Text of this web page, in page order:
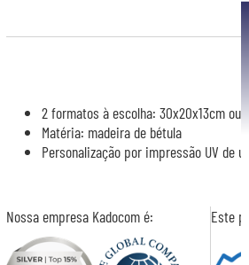
2 formatos à escolha: 30x20x13cm ou
Matéria: madeira de bétula
Personalização por impressão UV de
Nossa empresa Kadocom é: Este